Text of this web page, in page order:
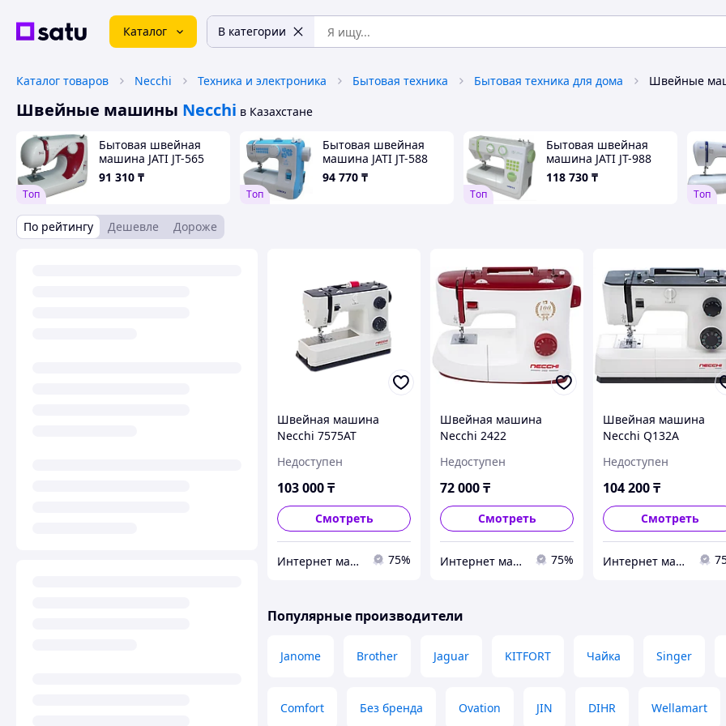
Каталог В категории
Каталог товаров Necchi Техника и электроника Бытовая техника Бытовая техника для дома Швейные
Швейные машины Necchi в Казахстане
Tоп
Бытовая швейная
машина JATI JT-565
91 310 ₸
Tоп
Бытовая швейная
машина JATI JT-588
94 770 ₸
Tоп
Бытовая швейная
машина JATI JT-988
118 730 ₸
Tоп
По рейтингу Дешевле Дороже
Швейная машина
Necchi 7575AT
Недоступен
103 000₸
Смотреть
Интернет магазин "Техника" 75%
Швейная машина
Necchi 2422
Недоступен
72 000₸
Смотреть
Интернет магазин "Техника" 75%
Швейная машина
Necchi Q132A
Недоступен
104 200₸
Смотреть
Интернет магазин "Техника"
Популярные производители
Janome Brother Jaguar KITFORT Чайка Singer
Comfort Без бренда Ovation JIN DIHR Wellamart